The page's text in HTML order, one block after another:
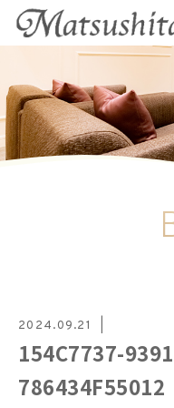
2024.09.21
154C7737-
786434F55012